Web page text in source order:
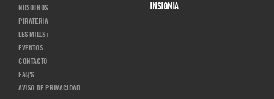
NOSOTROS
PIRATERIA
LES MILLS+
EVENTOS
CONTACTO
FAQ'S
AVISO DE PRIVACIDAD
INSIGNIA